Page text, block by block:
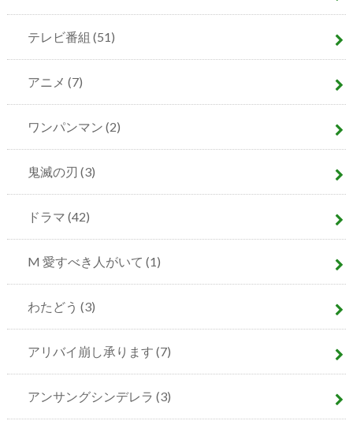
テレビ番組 (51)
アニメ (7)
ワンパンマン (2)
鬼滅の刃 (3)
ドラマ (42)
M 愛すべき人がいて (1)
わたどう (3)
アリバイ崩し承ります (7)
アンサングシンデレラ (3)